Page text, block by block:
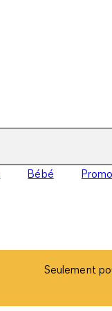
Bébé Promo
Seulement